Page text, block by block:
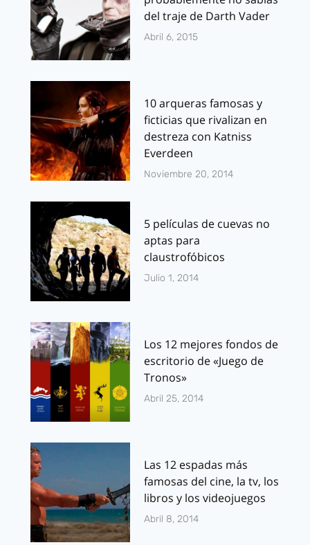
del traje de Darth Vader
Abril 6, 2015
10 arqueras famosas y
ficticias que rivalizan en
destreza con Katniss
Everdeen
Noviembre 20, 2014
5 películas de cuevas no
aptas para
claustrofóbicos
Julio 1, 2014
Los 12 mejores fondos de
escritorio de «Juego de
Tronos»
Abril 25, 2014
Las 12 espadas más
famosas del cine, la tv, los
libros y los videojuegos
Abril 8, 2014